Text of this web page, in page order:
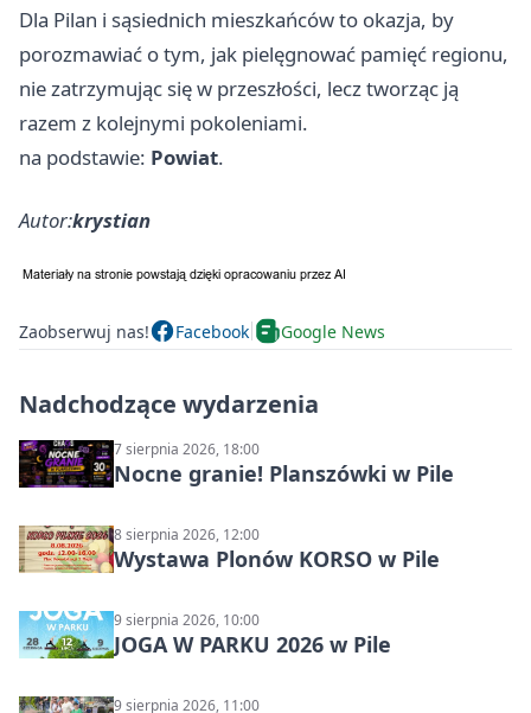
Dla Pilan i sąsiednich mieszkańców to okazja, by
porozmawiać o tym, jak pielęgnować pamięć regionu,
nie zatrzymując się w przeszłości, lecz tworząc ją
razem z kolejnymi pokoleniami.
na podstawie: Powiat.
Autor:krystian
Zaobserwuj nas! Facebook Google News
Nadchodzące wydarzenia
7 sierpnia 2026, 18:00
Nocne granie! Planszówki w Pile
8 sierpnia 2026, 12:00
Wystawa Plonów KORSO w Pile
9 sierpnia 2026, 10:00
JOGA W PARKU 2026 w Pile
9 sierpnia 2026, 11:00